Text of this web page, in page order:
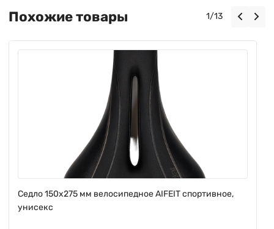
Похожие товары 1/13
Седло 150х275 мм велосипедное AIFEIT спортивное,
унисекс